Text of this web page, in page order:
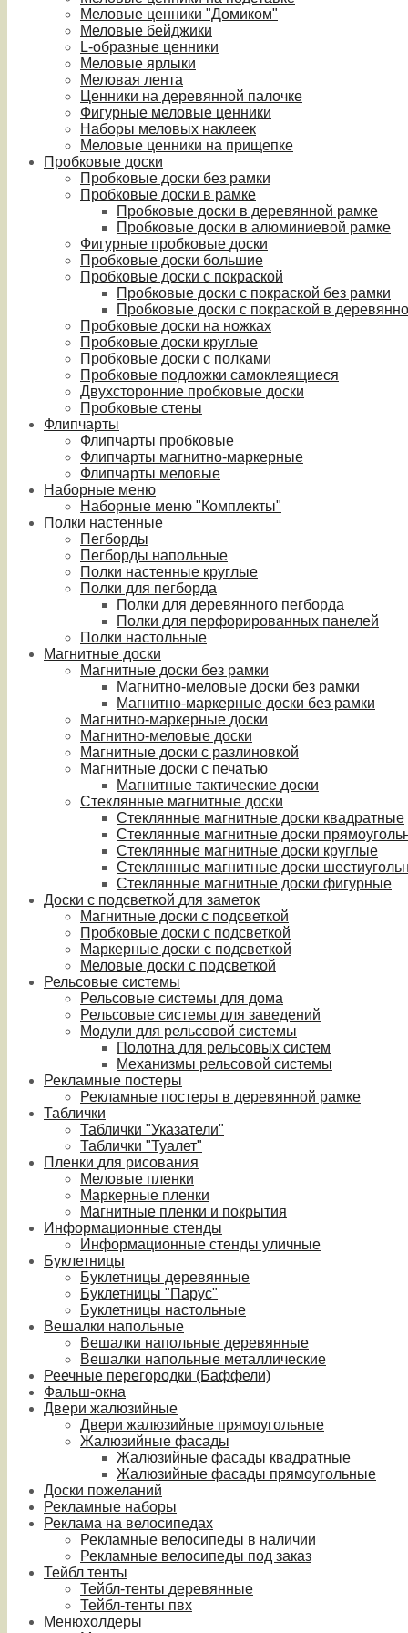
Меловые ценники "Домиком"
Меловые бейджики
L-образные ценники
Меловые ярлыки
Меловая лента
Ценники на деревянной палочке
Фигурные меловые ценники
Наборы меловых наклеек
Меловые ценники на прищепке
Пробковые доски
Пробковые доски без рамки
Пробковые доски в рамке
Пробковые доски в деревянной рамке
Пробковые доски в алюминиевой рамке
Фигурные пробковые доски
Пробковые доски большие
Пробковые доски с покраской
Пробковые доски с покраской без рамки
Пробковые доски с покраской в
Пробковые доски на ножках
Пробковые доски круглые
Пробковые доски с полками
Пробковые подложки самоклеящиеся
Двухсторонние пробковые доски
Пробковые стены
Флипчарты
Флипчарты пробковые
Флипчарты магнитно-маркерные
Флипчарты меловые
Наборные меню
Наборные меню "Комплекты"
Полки настенные
Пегборды
Пегборды напольные
Полки настенные круглые
Полки для пегборда
Полки для деревянного пегборда
Полки для перфорированных панелей
Полки настольные
Магнитные доски
Магнитные доски без рамки
Магнитно-меловые доски без рамки
Магнитно-маркерные доски без рамки
Магнитно-маркерные доски
Магнитно-меловые доски
Магнитные доски с разлиновкой
Магнитные доски с печатью
Магнитные тактические доски
Стеклянные магнитные доски
Стеклянные магнитные доски квадратные
Стеклянные магнитные доски
Стеклянные магнитные доски круглые
Стеклянные магнитные доски
Стеклянные магнитные доски фигурные
Доски с подсветкой для заметок
Магнитные доски с подсветкой
Пробковые доски с подсветкой
Маркерные доски с подсветкой
Меловые доски с подсветкой
Рельсовые системы
Рельсовые системы для дома
Рельсовые системы для заведений
Модули для рельсовой системы
Полотна для рельсовых систем
Механизмы рельсовой системы
Рекламные постеры
Рекламные постеры в деревянной рамке
Таблички
Таблички "Указатели"
Таблички "Туалет"
Пленки для рисования
Меловые пленки
Маркерные пленки
Магнитные пленки и покрытия
Информационные стенды
Информационные стенды уличные
Буклетницы
Буклетницы деревянные
Буклетницы "Парус"
Буклетницы настольные
Вешалки напольные
Вешалки напольные деревянные
Вешалки напольные металлические
Реечные перегородки (Баффели)
Фальш-окна
Двери жалюзийные
Двери жалюзийные прямоугольные
Жалюзийные фасады
Жалюзийные фасады квадратные
Жалюзийные фасады прямоугольные
Доски пожеланий
Рекламные наборы
Реклама на велосипедах
Рекламные велосипеды в наличии
Рекламные велосипеды под заказ
Тейбл тенты
Тейбл-тенты деревянные
Тейбл-тенты пвх
Менюхолдеры